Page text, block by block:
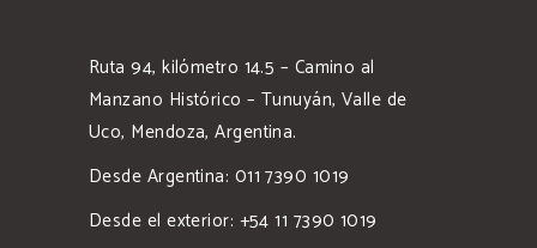
Ruta 94, kilómetro 14.5 – Camino al
Manzano Histórico – Tunuyán, Valle de
Uco, Mendoza, Argentina.
Desde Argentina: 011 7390 1019
Desde el exterior: +54 11 7390 1019